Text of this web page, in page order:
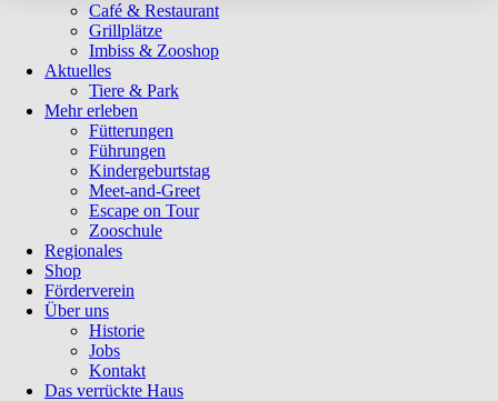
Café & Restaurant
Grillplätze
Imbiss & Zooshop
Aktuelles
Tiere & Park
Mehr erleben
Fütterungen
Führungen
Kindergeburtstag
Meet-and-Greet
Escape on Tour
Zooschule
Regionales
Shop
Förderverein
Über uns
Historie
Jobs
Kontakt
Das verrückte Haus